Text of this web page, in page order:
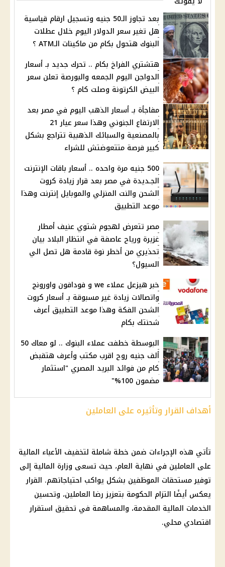
بعد تجاوز الـ50 جنيه وتسجيل ارقام قياسية
هل تغير سعر الدوﻻر اليوم خلال عطلات
البنوك هتحول بكام من ماكينات الـATM ؟
هتشتري الفراخ بكام .. تحرك جديد بـ أسعار
الدواجن اليوم الجمعه والبورصة تعلن سعر
البيض الكرتونة وصلت كام ؟
مفاجأة بـ أسعار الذهب اليوم في مصر بعد
اﻻرتفاع الجنوني وهذا سعر عيار 21
بالمصنعية والسبائك الذهبية تتراجع بشكل
كبير فرصة متتعوضتش للشراء
500 جنيه مرة واحده .. أسعار باقات الإنترنت
الجـديدة في مصر بعد قرار زيادة كروت
الشحن والنت المنزلي والموبايل إنترنت وهذا
موعد التطبيق
مصر تتعرض لهجوم شتوي عنيف أمطار
غزيرة ورياح عاصفة في انتظار البلاد بيان
تحذيري من أخطر نوة قادمة هل تصل الي
السيول؟
خبر هيزعل عملاء we و فودافون واورونج
واتصاﻻت زيادة غير مسبوقة بـ أسعار كروت
الشحن الفكة وهذا موعد التطبيق أعرف
شحنتك بكام
البوسطة خطفت عملاء البنوك .. لو معاك 50
ألف جنيه روح اقرب مكتب وأعرف هتقبض
كام من فوائد البريد المصري "استثمار
مضمون 100%"
أهداف القرار وتأثيره على العاملين
تأتي هذه الإجراءات ضمن خطة شاملة لتخفيف الأعباء المالية
على العاملين في نهاية العام، حيث تسعى وزارة المالية إلى
توفير مستحقات الموظفين بشكل يواكب احتياجاتهم. القرار
يعكس أيضًا التزام الحكومة بتعزيز رضا العاملين، وتحسين
الخدمات المالية المقدمة، والمساهمة في تحقيق استقرار
اقتصادي محلي.